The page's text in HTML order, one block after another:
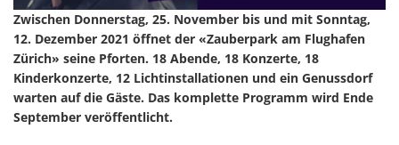
Zwischen Donnerstag, 25. November bis und mit Sonntag,
12. Dezember 2021 öffnet der «Zauberpark am Flughafen
Zürich» seine Pforten. 18 Abende, 18 Konzerte, 18
Kinderkonzerte, 12 Lichtinstallationen und ein Genussdorf
warten auf die Gäste. Das komplette Programm wird Ende
September veröffentlicht.